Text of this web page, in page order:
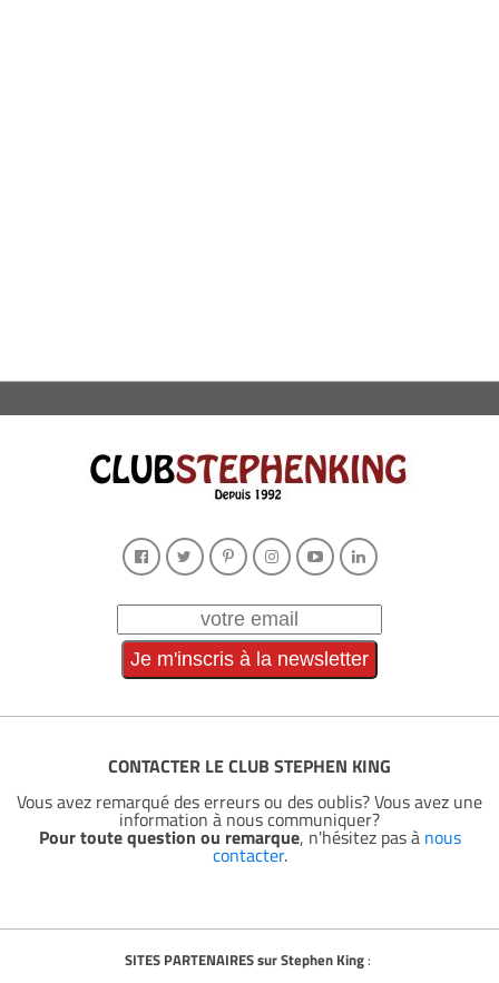
CONTACTER LE CLUB STEPHEN KING
Vous avez remarqué des erreurs ou des oublis? Vous avez une
information à nous communiquer?
Pour toute question ou remarque, n'hésitez pas à nous
contacter.
SITES PARTENAIRES sur Stephen King: